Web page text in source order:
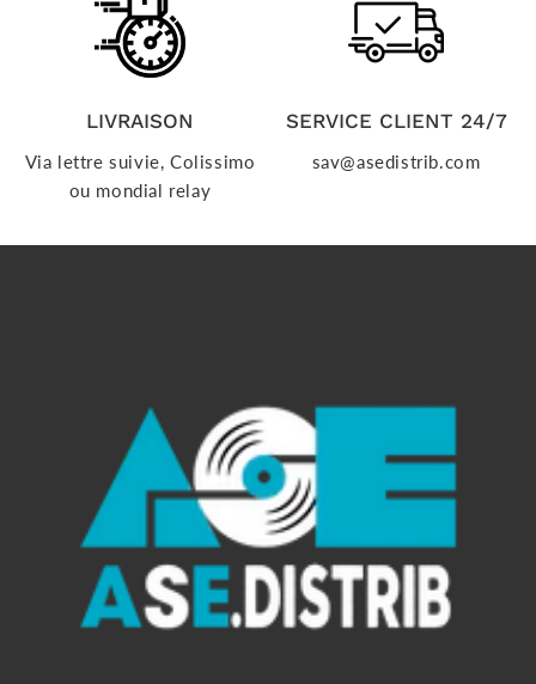
LIVRAISON
Via lettre suivie, Colissimo
ou mondial relay
SERVICE CLIENT 24/7
sav@asedistrib.com